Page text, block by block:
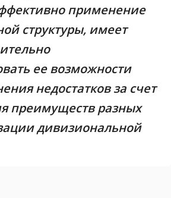
применение
структуры, имеет
ее возможности
недостатков за счет
преимуществ разных
дивизиональной